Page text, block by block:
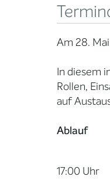
Am 28.
In diesem
Rollen,
auf
Ablauf
17:00 Uhr